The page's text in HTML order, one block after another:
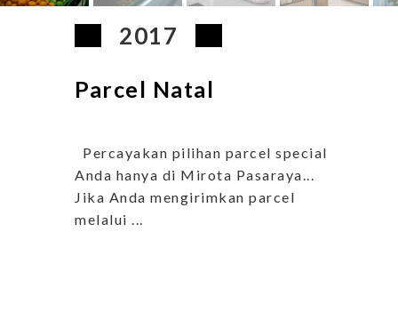
2017
Parcel Natal
Percayakan pilihan parcel special
Anda hanya di Mirota Pasaraya...
Jika Anda mengirimkan parcel
melalui ...